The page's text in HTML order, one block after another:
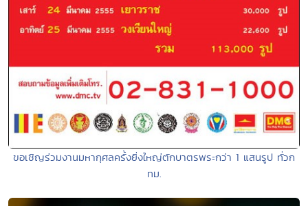
ขอเชิญร่วมงานมหากุศลครั้งยิ่งใหญ่ตักบาตรพระกว่า 1 แสนรูป ทั่วก
ทม.